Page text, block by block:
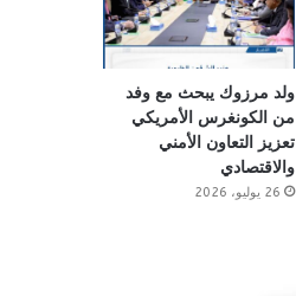
ولد مرزوك يبحث مع وفد
من الكونغرس الأمريكي
تعزيز التعاون الأمني
والاقتصادي
26 يوليو، 2026